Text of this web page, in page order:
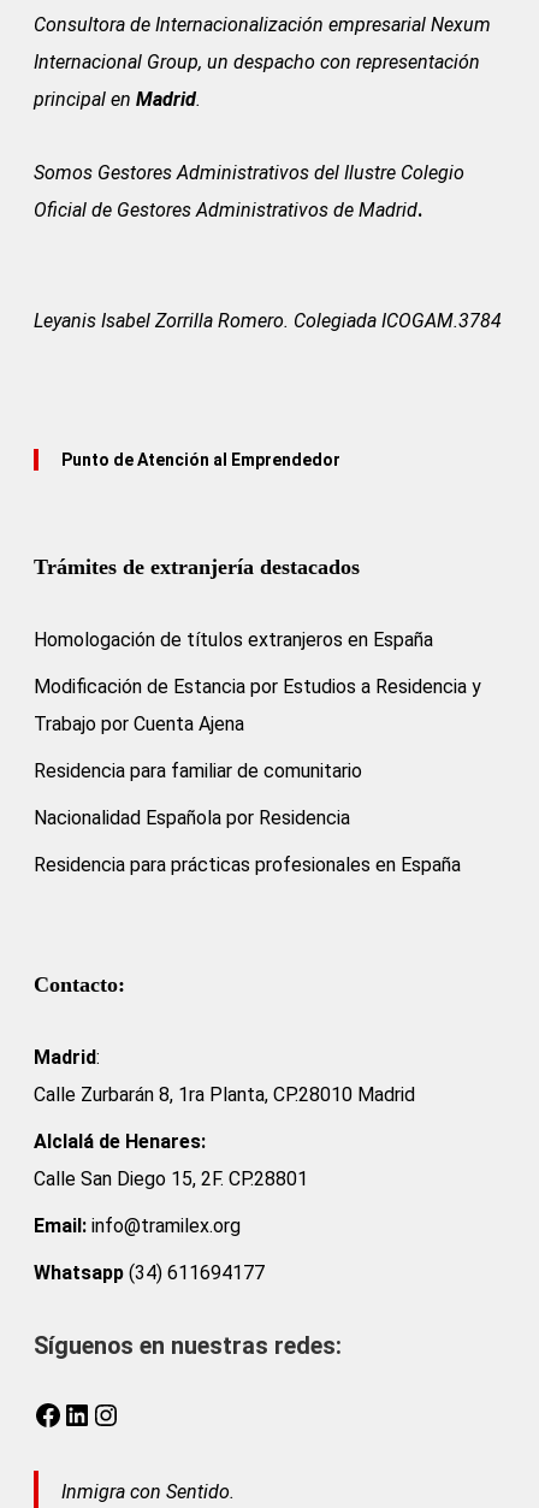
Consultora de Internacionalización empresarial Nexum
Internacional Group, un despacho con representación
principal en Madrid.
Somos Gestores Administrativos del Ilustre Colegio
Oficial de Gestores Administrativos de Madrid.
Leyanis Isabel Zorrilla Romero. Colegiada ICOGAM.3784
Punto de Atención al Emprendedor
Trámites de extranjería destacados
Homologación de títulos extranjeros en España
Modificación de Estancia por Estudios a Residencia y
Trabajo por Cuenta Ajena
Residencia para familiar de comunitario
Nacionalidad Española por Residencia
Residencia para prácticas profesionales en España
Contacto:
Madrid:
Calle Zurbarán 8, 1ra Planta, CP.28010 Madrid
Alclalá de Henares:
Calle San Diego 15, 2F. CP.28801
Email: info@tramilex.org
Whatsapp (34) 611694177
Síguenos en nuestras redes:
Facebook
LinkedIn
Inmigra con Sentido.